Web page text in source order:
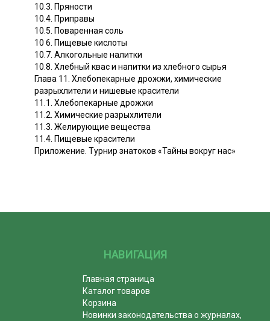
10.3. Пряности
10.4. Приправы
10.5. Поваренная соль
10 6. Пищевые кислоты
10.7. Алкогольные налитки
10.8. Хлебный квас и напитки из хлебного сырья
Глава 11. Хлебопекарные дрожжи, химические
разрыхлители и нишевые красители
11.1. Хлебопекарные дрожжи
11.2. Химические разрыхлители
11.3. Желирующие вещества
11.4. Пищевые красители
Приложение. Турнир знатоков «Тайны вокруг нас»
НАВИГАЦИЯ
Главная страница
Каталог товаров
Корзина
Новинки законодательства о журналах,